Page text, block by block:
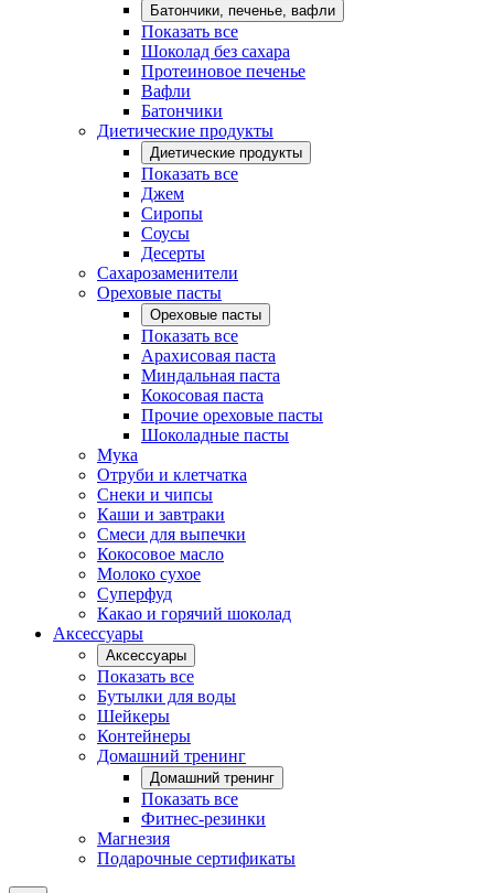
Батончики, печенье, вафли
Показать все
Шоколад без сахара
Протеиновое печенье
Вафли
Батончики
Диетические продукты
Диетические продукты
Показать все
Джем
Сиропы
Соусы
Десерты
Сахарозаменители
Ореховые пасты
Ореховые пасты
Показать все
Арахисовая паста
Миндальная паста
Кокосовая паста
Прочие ореховые пасты
Шоколадные пасты
Мука
Отруби и клетчатка
Снеки и чипсы
Каши и завтраки
Смеси для выпечки
Кокосовое масло
Молоко сухое
Суперфуд
Какао и горячий шоколад
Аксессуары
Аксессуары
Показать все
Бутылки для воды
Шейкеры
Контейнеры
Домашний тренинг
Домашний тренинг
Показать все
Фитнес-резинки
Магнезия
Подарочные сертификаты